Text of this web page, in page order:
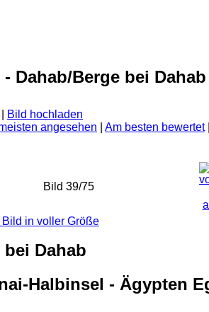
Dahab/Berge bei Dahab
Bild hochladen
angesehen Am besten bewertet|
Bild 39/75
bei Dahab
Halbinsel - Ägypten